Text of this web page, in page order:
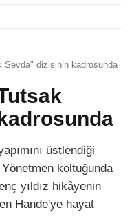
Sevda" dizisinin kadrosunda
üstlendiği
koltuğunda
yıldız hikâyenin
Hande'ye hayat